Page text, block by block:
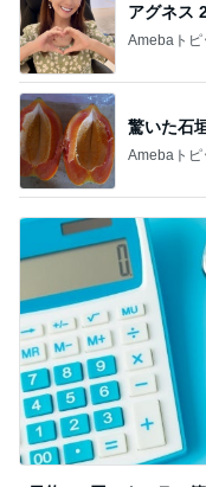
アグネス
Amebaトピ
驚いた石
Amebaトピ